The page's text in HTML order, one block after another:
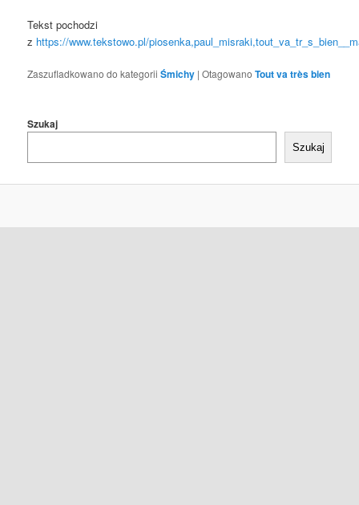
Tekst pochodzi
z https://www.tekstowo.pl/
Zaszufladkowano do kategorii Śmichy |Otagowano Tout va très bien
Szukaj
Szukaj